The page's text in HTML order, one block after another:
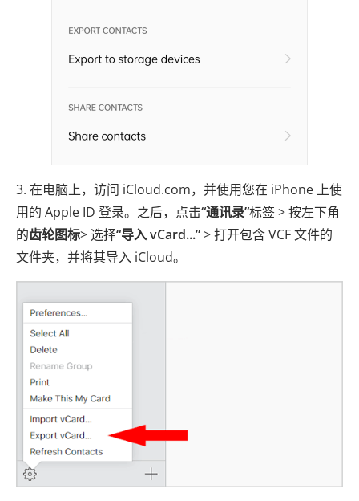
3. 在电脑上，访问 iCloud.com，并使用您在 iPhone 上使
用的 Apple ID 登录。之后，点击“通讯录”标签 > 按左下角
的齿轮图标> 选择“导入 vCard...”> 打开包含 VCF 文件的
文件夹，并将其导入 iCloud。